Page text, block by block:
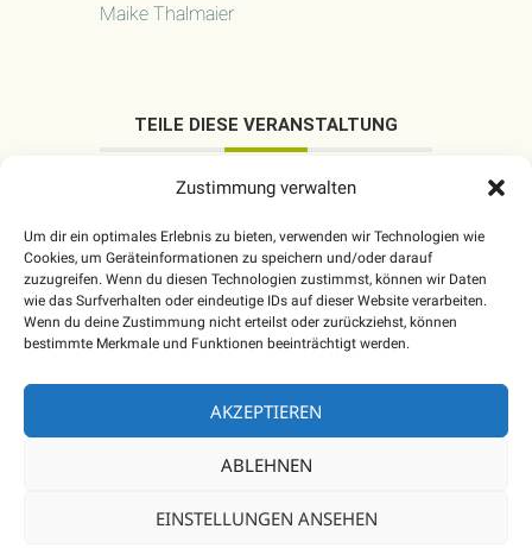
Zustimmung verwalten
Um dir ein optimales Erlebnis zu bieten, verwenden wir Technologien wie
Cookies, um Geräteinformationen zu speichern und/oder darauf
zuzugreifen. Wenn du diesen Technologien zustimmst, können wir Daten
wie das Surfverhalten oder eindeutige IDs auf dieser Website verarbeiten.
Wenn du deine Zustimmung nicht erteilst oder zurückziehst, können
bestimmte Merkmale und Funktionen beeinträchtigt werden.
AKZEPTIEREN
ABLEHNEN
EINSTELLUNGEN ANSEHEN
Maike Thalmaier
TEILE DIESE VERANSTALTUNG